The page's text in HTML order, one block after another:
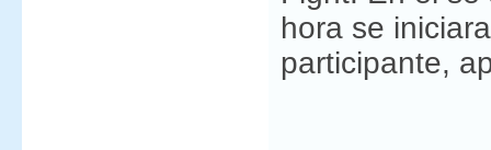
hora se
participante,